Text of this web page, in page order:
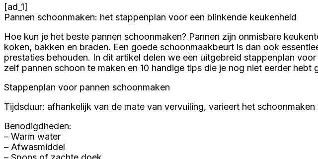
[ad_1]
Pannen schoonmaken: het stappenplan voor een blinkende keukenheld
Hoe kun je het beste pannen schoonmaken? Pannen zijn onmisbare
koken, bakken en braden. Een goede schoonmaakbeurt is dan ook
prestaties behouden. In dit artikel delen we een uitgebreid stappenplan
zelf pannen schoon te maken en 10 handige tips die je nog niet eerder hebt
Stappenplan voor pannen schoonmaken
Tijdsduur: afhankelijk van de mate van vervuiling, varieert het
Benodigdheden:
– Warm water
– Afwasmiddel